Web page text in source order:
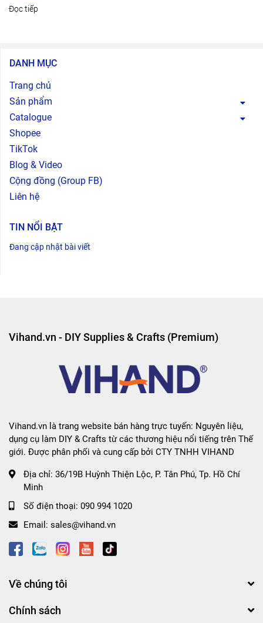
Đọc tiếp
DANH MỤC
Trang chủ
Sản phẩm
Catalogue
Shopee
TikTok
Blog & Video
Cộng đồng (Group FB)
Liên hệ
TIN NỔI BẬT
Đang cập nhật bài viết
Vihand.vn - DIY Supplies & Crafts (Premium)
Vihand.vn là trang website bán hàng trực tuyến: Nguyên liệu,
dụng cụ làm DIY & Crafts từ các thương hiệu nổi tiếng trên Thế
giới. Được phân phối và cung cấp bởi CTY TNHH VIHAND
Địa chỉ: 36/19B Huỳnh Thiện Lộc, P. Tân Phú, Tp. Hồ Chí
Minh
Số điện thoại: 090 994 1020
Email: sales@vihand.vn
Về chúng tôi
Chính sách